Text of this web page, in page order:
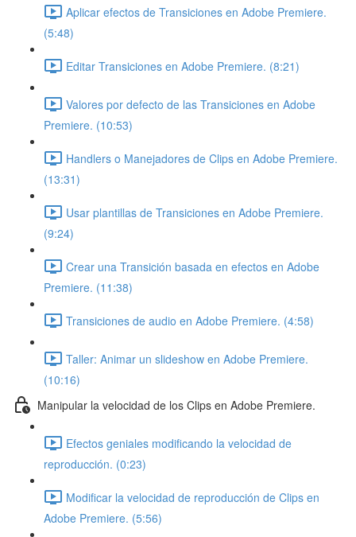
Aplicar efectos de Transiciones en Adobe Premiere.
(5:48)
Editar Transiciones en Adobe Premiere. (8:21)
Valores por defecto de las Transiciones en Adobe
Premiere. (10:53)
Handlers o Manejadores de Clips en Adobe Premiere.
(13:31)
Usar plantillas de Transiciones en Adobe Premiere.
(9:24)
Crear una Transición basada en efectos en Adobe
Premiere. (11:38)
Transiciones de audio en Adobe Premiere. (4:58)
Taller: Animar un slideshow en Adobe Premiere.
(10:16)
Manipular la velocidad de los Clips en Adobe Premiere.
Efectos geniales modificando la velocidad de
reproducción. (0:23)
Modificar la velocidad de reproducción de Clips en
Adobe Premiere. (5:56)